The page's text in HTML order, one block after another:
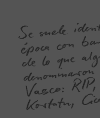
Se suele
época con
de lo que
RIP,
Kortatu,